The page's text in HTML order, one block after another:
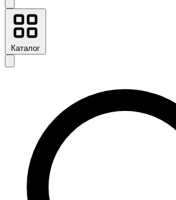
Каталог